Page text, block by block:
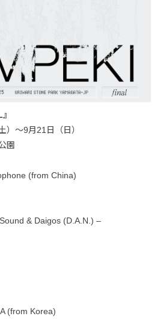
）〜9月21日（日）
園
(from China)
& Daigos (D.A.N.) –
(from Korea)